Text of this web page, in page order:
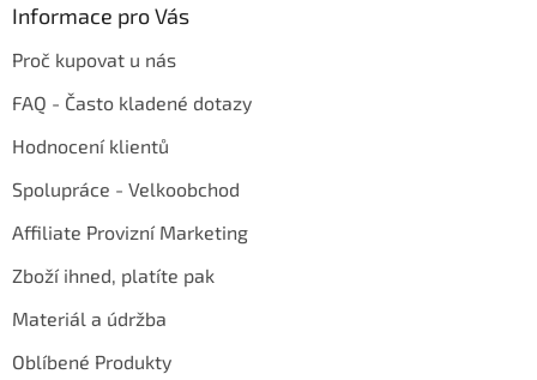
Informace pro Vás
Proč kupovat u nás
FAQ - Často kladené dotazy
Hodnocení klientů
Spolupráce - Velkoobchod
Affiliate Provizní Marketing
Zboží ihned, platíte pak
Materiál a údržba
Oblíbené Produkty